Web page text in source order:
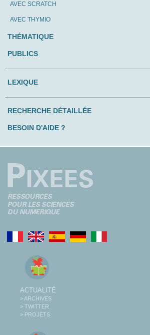
AVEC SCRATCH
AVEC THYMIO
THÉMATIQUE
PUBLICS
LEXIQUE
RECHERCHE DÉTAILLÉE
BESOIN D'AIDE ?
ACTUALITÉ
> ARCHIVES
> TWITTER
> PROJETS